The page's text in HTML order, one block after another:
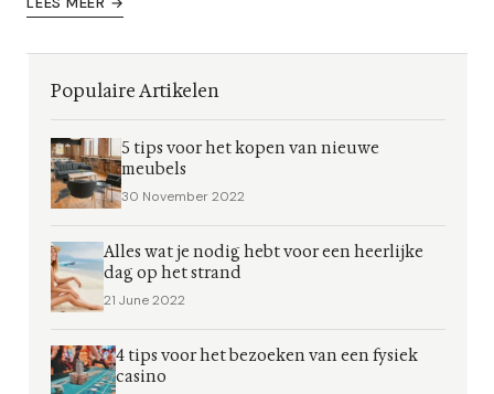
Populaire Artikelen
5 tips voor het kopen van nieuwe
meubels
30 November 2022
Alles wat je nodig hebt voor een heerlijke
dag op het strand
21 June 2022
4 tips voor het bezoeken van een fysiek
casino